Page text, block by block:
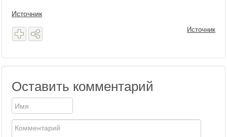
Источник
Источник
Оставить комментарий